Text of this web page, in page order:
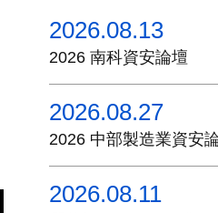
2026.08.13
2026 南科資安論壇
2026.08.27
2026 中部製造業資安
2026.08.11